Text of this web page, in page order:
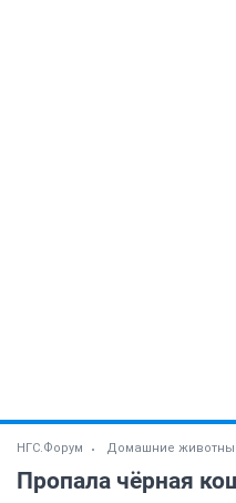
НГС.Форум Домашние
Пропала чёрная